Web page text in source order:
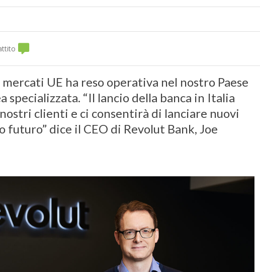
UE ha reso operativa nel nostro Paese
specializzata. “Il lancio della banca in Italia
clienti e ci consentirà di lanciare nuovi
dice il CEO di Revolut Bank, Joe